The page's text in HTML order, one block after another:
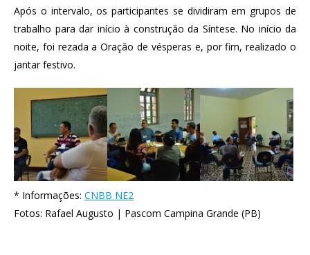
Após o intervalo, os participantes se dividiram em grupos de
trabalho para dar início à construção da Síntese. No início da
noite, foi rezada a Oração de vésperas e, por fim, realizado o
jantar festivo.
* Informações: CNBB NE2
Fotos: Rafael Augusto | Pascom Campina Grande (PB)